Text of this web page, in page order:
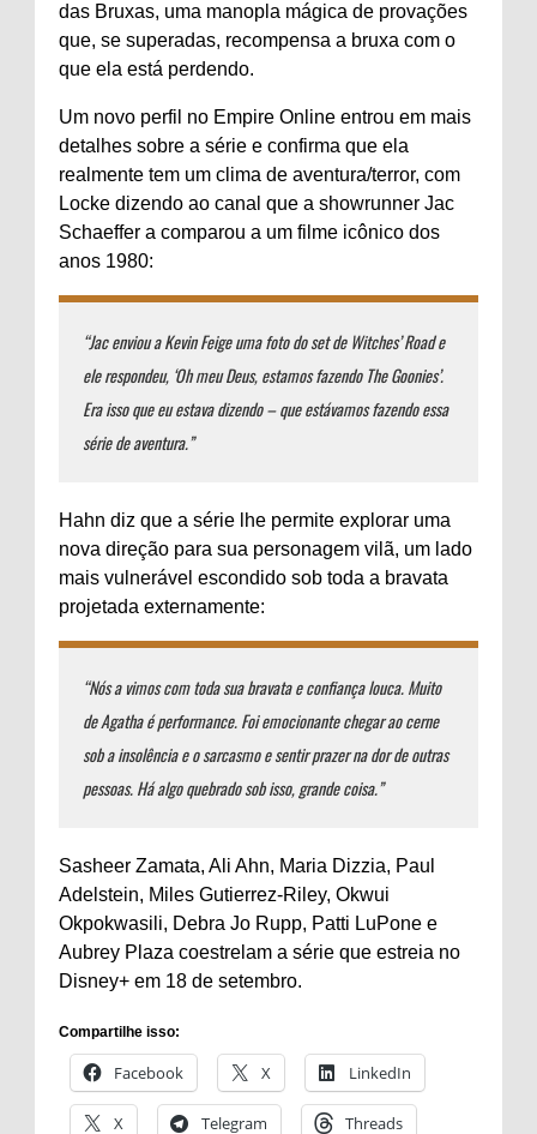
das Bruxas, uma manopla mágica de provações
que, se superadas, recompensa a bruxa com o
que ela está perdendo.
Um novo perfil no Empire Online entrou em mais
detalhes sobre a série e confirma que ela
realmente tem um clima de aventura/terror, com
Locke dizendo ao canal que a showrunner Jac
Schaeffer a comparou a um filme icônico dos
anos 1980:
“Jac enviou a Kevin Feige uma foto do set de Witches’ Road e
ele respondeu, ‘Oh meu Deus, estamos fazendo The Goonies’.
Era isso que eu estava dizendo – que estávamos fazendo essa
série de aventura.”
Hahn diz que a série lhe permite explorar uma
nova direção para sua personagem vilã, um lado
mais vulnerável escondido sob toda a bravata
projetada externamente:
“Nós a vimos com toda sua bravata e confiança louca. Muito
de Agatha é performance. Foi emocionante chegar ao cerne
sob a insolência e o sarcasmo e sentir prazer na dor de outras
pessoas. Há algo quebrado sob isso, grande coisa.”
Sasheer Zamata, Ali Ahn, Maria Dizzia, Paul
Adelstein, Miles Gutierrez-Riley, Okwui
Okpokwasili, Debra Jo Rupp, Patti LuPone e
Aubrey Plaza coestrelam a série que estreia no
Disney+ em 18 de setembro.
Compartilhe isso:
Facebook X LinkedIn
X Telegram Threads